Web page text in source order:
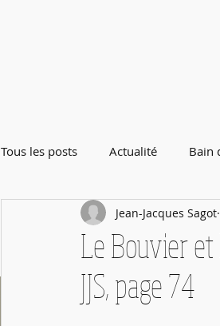
Tous les posts Actualité Bain
Rentrée de Septembre
Le Bouvier et
JJS, page 74
Jean-Jacques Sagot